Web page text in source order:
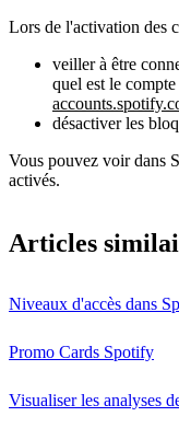
Lors de l'activation des
veiller à être
quel est le
désactiver les
Vous pouvez voir dans
activés.
Articles
Niveaux d'accès dans
Promo Cards Spotify
Visualiser les analyses